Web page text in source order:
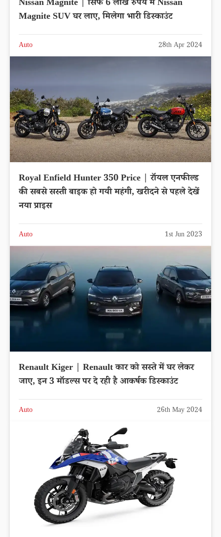
Nissan Magnite | सिर्फ 6 लाख रुपये में Nissan
Magnite SUV घर लाए, मिलेगा भारी डिस्काउंट
Auto 28th Apr 2024
Royal Enfield Hunter 350 Price | रॉयल एनफील्ड
की सबसे सस्ती बाइक हो गयी महंगी, खरीदने से पहले देखें
नया प्राइस
Auto 1st Jun 2023
Renault Kiger | Renault कार को सस्ते में घर लेकर
जाए, इन 3 मॉडल्स पर दे रही है आकर्षक डिस्काउंट
Auto 26th May 2024